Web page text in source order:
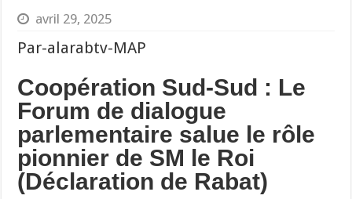
avril 29, 2025
Par-alarabtv-MAP
Coopération Sud-Sud : Le
Forum de dialogue
parlementaire salue le rôle
pionnier de SM le Roi
(Déclaration de Rabat)